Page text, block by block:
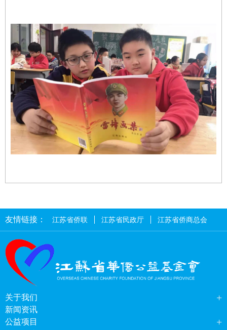
友情链接： 江苏省侨联 江苏省民政厅 江苏省侨商总会
关于我们 +
新闻资讯
公益项目
+